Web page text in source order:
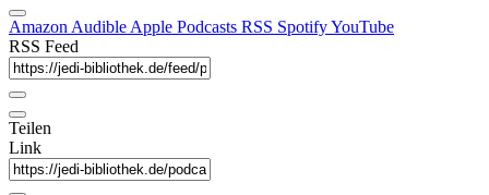
Amazon Audible Apple Podcasts RSS SpotifyYouTube
RSS Feed
Teilen
Link